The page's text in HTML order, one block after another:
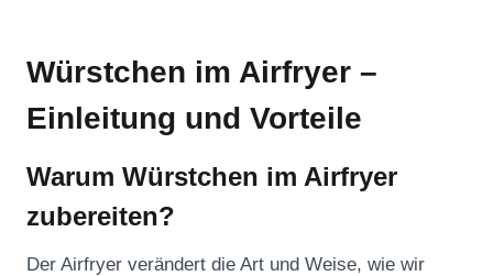
Würstchen im Airfryer –
Einleitung und Vorteile
Warum Würstchen im Airfryer
zubereiten?
Der Airfryer verändert die Art und Weise, wie wir